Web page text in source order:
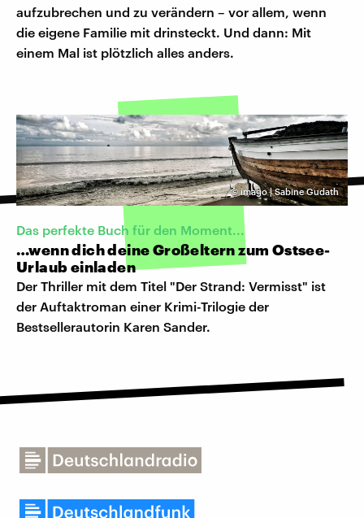
aufzubrechen und zu verändern – vor allem, wenn
die eigene Familie mit drinsteckt. Und dann: Mit
einem Mal ist plötzlich alles anders.
©imago | Sabine Gudath
Das perfekte Buch für den Moment...
…wenn dich deine Großeltern zum Ostsee-
Urlaub einladen
Der Thriller mit dem Titel "Der Strand: Vermisst" ist
der Auftaktroman einer Krimi-Trilogie der
Bestsellerautorin Karen Sander.